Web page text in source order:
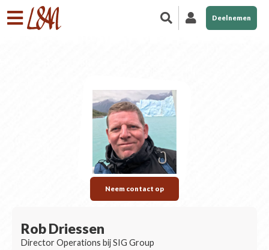
Deelnemen
Neem contact op
Rob Driessen
Director Operations bij SIG Group